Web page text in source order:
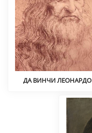
ДА ВИНЧИ ЛЕОНАРДО